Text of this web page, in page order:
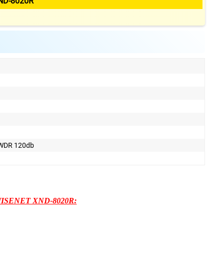
120db
XND-8020R: